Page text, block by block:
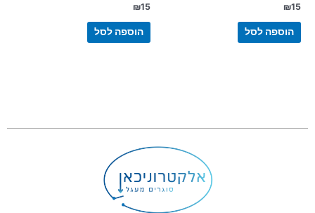
₪15
הוספה לסל
₪15
הוספה לסל